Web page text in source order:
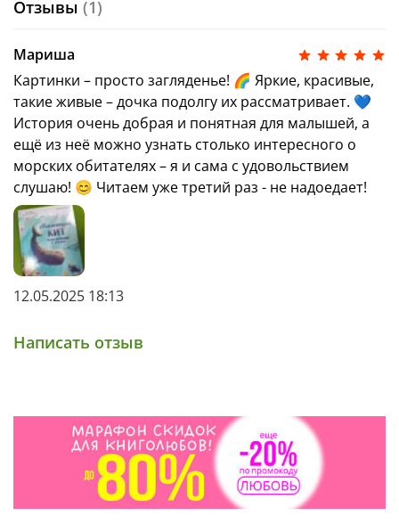
Приключения в эвкалиптовом лесу».
Интересные факты о китах и других жителях
океана
Добрая история малыша-кашалота
Разовьет любопытство
Отзывы (1)
Мариша
Картинки – просто загляденье! 🌈 Яркие, красивые,
такие живые – дочка подолгу их рассматривает. 💙
История очень добрая и понятная для малышей, а
ещё из неё можно узнать столько интересного о
морских обитателях – я и сама с удовольствием
слушаю! 😊 Читаем уже третий раз - не надоедает!
12.05.2025 18:13
Написать отзыв